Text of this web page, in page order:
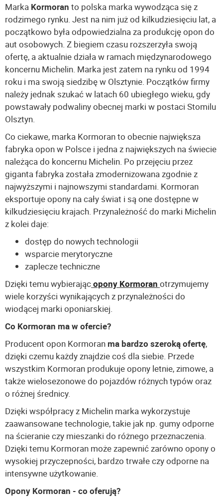
Marka Kormoran to polska marka wywodząca się z
rodzimego rynku. Jest na nim już od kilkudziesięciu lat, a
początkowo była odpowiedzialna za produkcję opon do
aut osobowych. Z biegiem czasu rozszerzyła swoją
ofertę, a aktualnie działa w ramach międzynarodowego
koncernu Michelin. Marka jest zatem na rynku od 1994
roku i ma swoją siedzibę w Olsztynie. Początków firmy
należy jednak szukać w latach 60 ubiegłego wieku, gdy
powstawały podwaliny obecnej marki w postaci Stomilu
Olsztyn.
Co ciekawe, marka Kormoran to obecnie największa
fabryka opon w Polsce i jedna z największych na świecie
należąca do koncernu Michelin. Po przejęciu przez
giganta fabryka została zmodernizowana zgodnie z
najwyższymi i najnowszymi standardami. Kormoran
eksportuje opony na cały świat i są one dostępne w
kilkudziesięciu krajach. Przynależność do marki Michelin
z kolei daje:
dostęp do nowych technologii
wsparcie merytoryczne
zaplecze techniczne
Dzięki temu wybierającopony Kormoran otrzymujemy
wiele korzyści wynikających z przynależności do
wiodącej marki oponiarskiej.
Co Kormoran ma w ofercie?
Producent opon Kormoran ma bardzo szeroką ofertę,
dzięki czemu każdy znajdzie coś dla siebie. Przede
wszystkim Kormoran produkuje opony letnie, zimowe, a
także wielosezonowe do pojazdów różnych typów oraz
o różnej średnicy.
Dzięki współpracy z Michelin marka wykorzystuje
zaawansowane technologie, takie jak np. gumy odporne
na ścieranie czy mieszanki do różnego przeznaczenia.
Dzięki temu Kormoran może zapewnić zarówno opony o
wysokiej przyczepności, bardzo trwałe czy odporne na
intensywne użytkowanie.
Opony Kormoran - co oferują?